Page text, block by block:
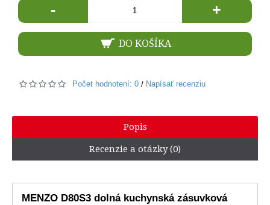
- +
DO KOŠÍKA
Počet hodnotení: 0 / Napísať recenziu
Popis
Recenzie a otázky (0)
MENZO D80S3 dolná kuchynská zásuvková